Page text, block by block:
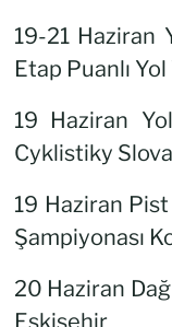
19-21 Haziran
Etap Puanlı Yol
19 Haziran
Cyklistiky
19 Haziran
Şampiyonası
20 Haziran
Eskişehir